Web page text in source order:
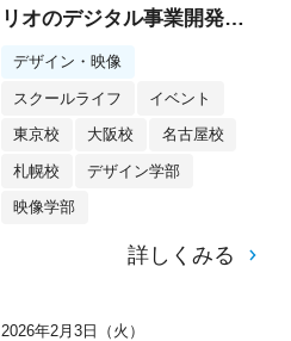
リオのデジタル事業開発
部」とのシークレットプロ
デザイン・映像
スクールライフ イベント
東京校 大阪校 名古屋校
札幌校 デザイン学部
映像学部
詳しくみる
2026年2月3日（火）